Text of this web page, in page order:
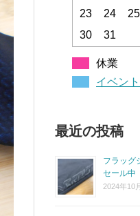
23 24 25
30
31
休業
イベン
最近の投稿
フラッグ
セール中
2024年10